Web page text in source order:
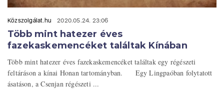
Közszolgálat.hu 2020.05.24. 23:06
Több mint hatezer éves
fazekaskemencéket találtak Kínában
Több mint hatezer éves fazekaskemencéket találtak egy régészeti
feltáráson a kínai Honan tartományban. Egy Lingpaóban folytatott
ásatáson, a Csenjan régészeti ...